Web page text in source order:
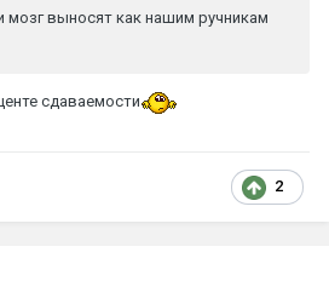
мозг выносят как нашим ручникам
сдаваемости
2